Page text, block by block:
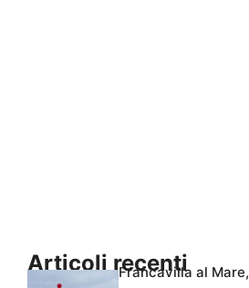
Articoli recenti
Francavilla al Mare,